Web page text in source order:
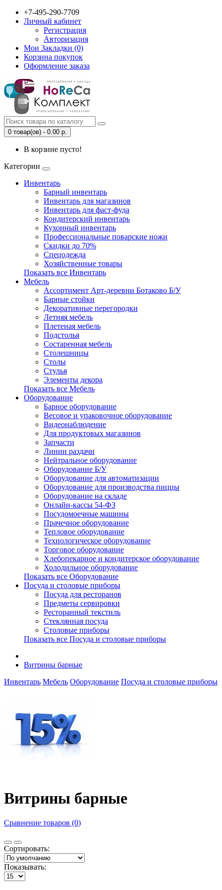
+7-495-290-7709
Личный кабинет
Регистрация
Авторизация
Мои Закладки (0)
Корзина покупок
Оформление заказа
0 товар(ов) - 0.00 р.
В корзине пусто!
Категории
Инвентарь
Барный инвентарь
Инвентарь для магазинов
Инвентарь для фаст-фуда
Кондитерский инвентарь
Кухонный инвентарь
Профессиональные поварские ножи
Скидки до 70%
Спецодежда
Хозяйственные товары
Показать все Инвентарь
Мебель
Ассортимент Арт-деревни Ботаково Б/У
Барные стойки
Декоративные перегородки
Летняя мебель
Плетеная мебель
Подстолья
Состаренная мебель
Столешницы
Столы
Стулья
Элементы декора
Показать все Мебель
Оборудование
Барное оборудование
Весовое и упаковочное оборудование
Видеонаблюдение
Для продуктовых магазинов
Запчасти
Линии раздачи
Нейтральное оборудование
Оборудование Б/У
Оборудование для автоматизации
Оборудование для производства пиццы
Оборудование на складе
Онлайн-кассы 54-ФЗ
Посудомоечные машины
Прачечное оборудование
Тепловое оборудование
Технологическое оборудование
Торговое оборудование
Хлебопекарное и кондитерское оборудование
Холодильное оборудование
Показать все Оборудование
Посуда и столовые приборы
Посуда для ресторанов
Предметы сервировки
Ресторанный текстиль
Стеклянная посуда
Столовые приборы
Показать все Посуда и столовые приборы
Витрины барные
Инвентарь Мебель Оборудование Посуда и столовые приборы
Витрины барные
Сравнение товаров (0)
Сортировать:
Показывать: